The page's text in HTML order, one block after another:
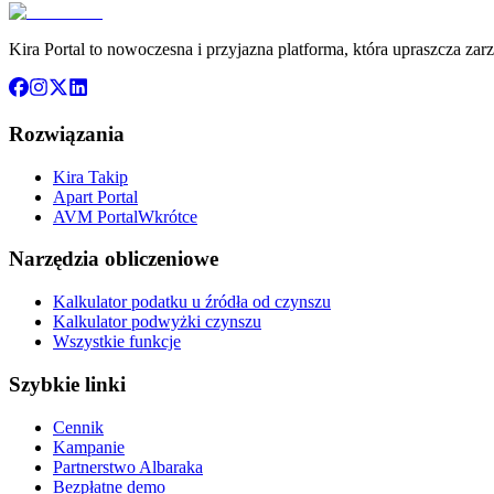
Kira Portal to nowoczesna i przyjazna platforma, która upraszcza
Rozwiązania
Kira Takip
Apart Portal
AVM PortalWkrótce
Narzędzia obliczeniowe
Kalkulator podatku u źródła od czynszu
Kalkulator podwyżki czynszu
Wszystkie funkcje
Szybkie linki
Cennik
Kampanie
Partnerstwo Albaraka
Bezpłatne demo